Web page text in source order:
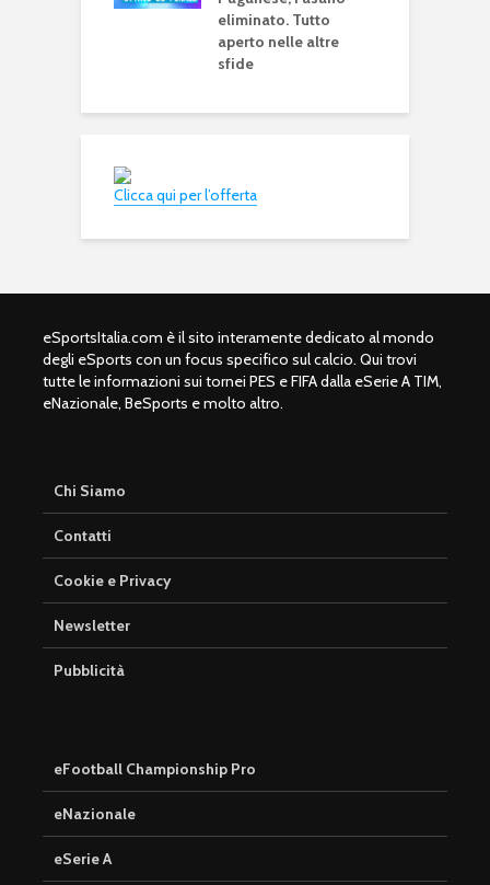
eliminato. Tutto
aperto nelle altre
sfide
Clicca qui per l’offerta
eSportsItalia.com è il sito interamente dedicato al mondo
degli eSports con un focus specifico sul calcio. Qui trovi
tutte le informazioni sui tornei PES e FIFA dalla eSerie A TIM,
eNazionale, BeSports e molto altro.
Chi Siamo
Contatti
Cookie e Privacy
Newsletter
Pubblicità
eFootball Championship Pro
eNazionale
eSerie A